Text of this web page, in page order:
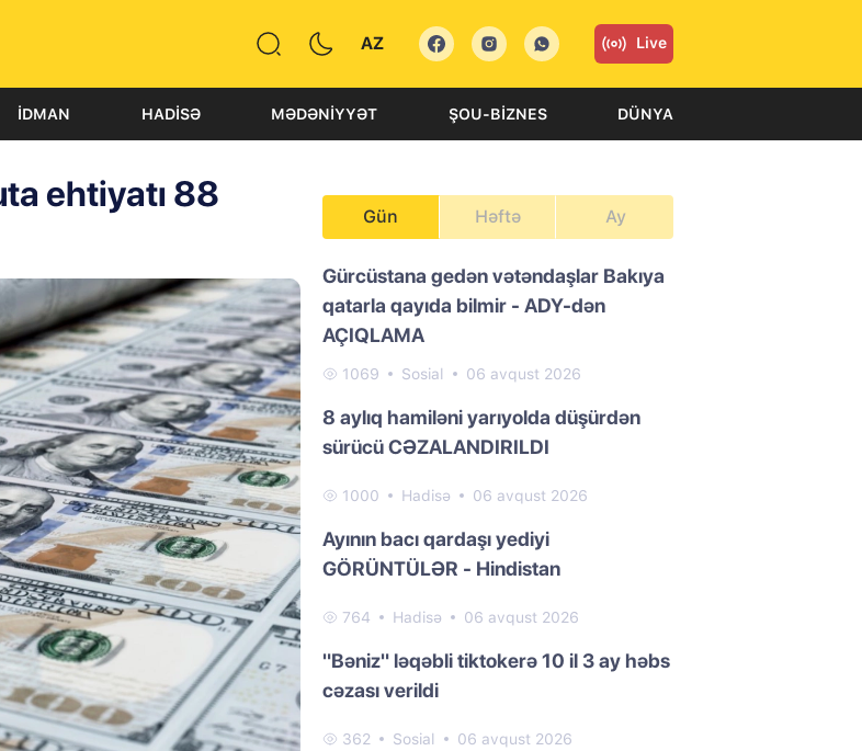
AZ Live
İDMAN HADISƏ MƏDƏNIYYƏT ŞOU-BIZNES DÜNYA
ehtiyatı 88
Gün Həftə Ay
Gürcüstana gedən vətəndaşlar Bakıya
qatarla qayıda bilmir - ADY-dən
AÇIQLAMA
1069 Sosial 06 avqust 2026
8 aylıq hamiləni yarıyolda düşürdən
sürücü CƏZALANDIRILDI
1000 Hadisə 06 avqust 2026
Ayının bacı qardaşı yediyi
GÖRÜNTÜLƏR - Hindistan
764 Hadisə 06 avqust 2026
"Bəniz" ləqəbli tiktokerə 10 il 3 ay həbs
cəzası verildi
362 Sosial 06 avqust 2026